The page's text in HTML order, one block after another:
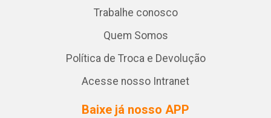
Trabalhe conosco
Quem Somos
Política de Troca e Devolução
Acesse nosso Intranet
Baixe já nosso APP